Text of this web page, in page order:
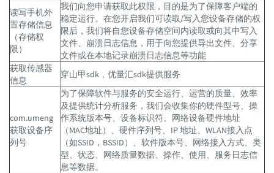
读写手机外
置存储信息
（存储权
限）
我们向您申请获取此权限，目的是为了保障客户端的
稳定运行。在您开启我们可读取/写入您设备存储的权
限后，我们将自您设备存储空间内读取或向其中写入
文件、崩溃日志信息，用于向您提供导出文件、分享
文件或在本地记录崩溃日志信息等功能
获取传感器
信息
穿山甲sdk，优量汇sdk提供服务
com.umeng
获取设备序
列号
为了保障软件与服务的安全运行、运营的质量、效率
及提供统计分析服务，我们会收集你的硬件型号、操
作系统版本号、设备标识符、网络设备硬件地址
（MAC地址）、硬件序列号、IP 地址、WLAN接入点
（如SSID，BSSID）、软件版本号、网络接入方式、类
型、状态、网络质量数据、操作、使用、服务日志信
息等数据。